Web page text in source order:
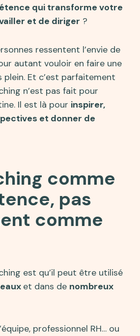
qui transforme votre
et de diriger ?
ressentent l’envie de
autant vouloir en faire une
Et c’est parfaitement
n’est pas fait pour
Il est là pour inspirer,
et donner de
comme
pas
comme
est qu’il peut être utilisé
et dans de nombreux
professionnel RH… ou